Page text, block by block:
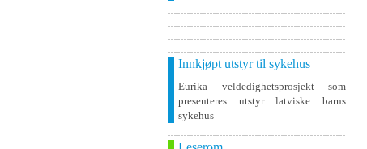
Innkjøpt utstyr til sykehus
Eurika veldedighetsprosjekt som
presenteres utstyr latviske barns
sykehus